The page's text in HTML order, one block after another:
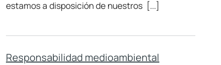
estamos a disposición de nuestros [...]
Responsabilidad medioambiental